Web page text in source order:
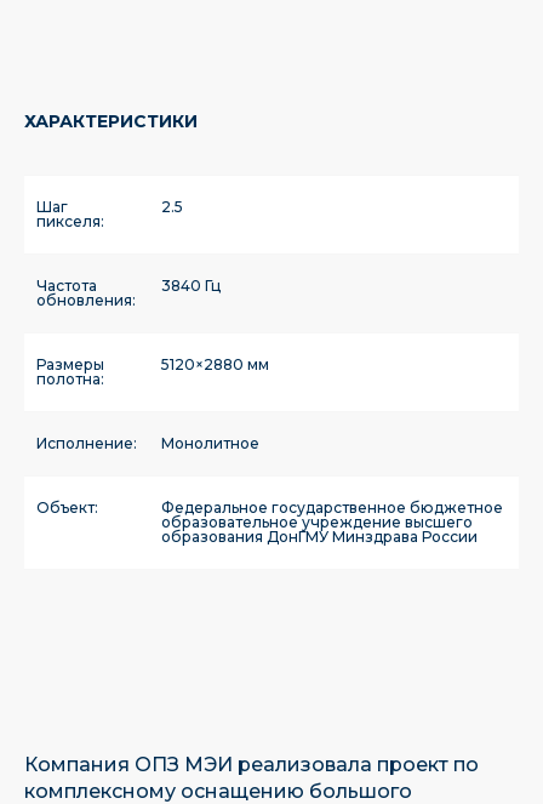
ХАРАКТЕРИСТИКИ
Шаг
пикселя:
2.5
Частота
обновления:
3840 Гц
Размеры
полотна:
5120×2880 мм
Исполнение: Монолитное
Объект:
Федеральное государственное бюджетное
образовательное учреждение высшего
образования ДонГМУ Минздрава России
Компания ОПЗ МЭИ реализовала проект по
комплексному оснащению большого